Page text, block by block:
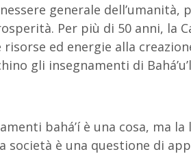
generale dell’umanità,
Per più di 50 anni, la
ed energie alla
gli insegnamenti di
bahá’í è una cosa, ma
società è una questione di